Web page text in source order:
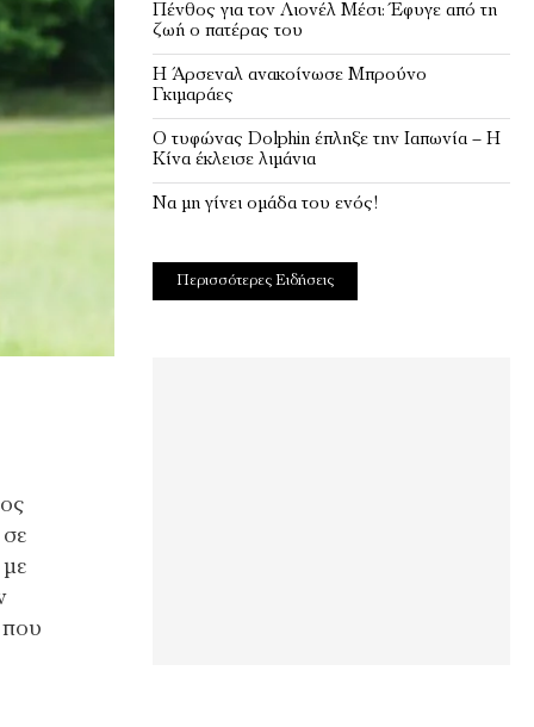
που
Πένθος για τον Λιονέλ Μέσι: Έφυγε από τη
ζωή ο πατέρας του
Η Άρσεναλ ανακοίνωσε Μπρούνο
Γκιμαράες
Ο τυφώνας Dolphin έπληξε την Ιαπωνία – H
Κίνα έκλεισε λιμάνια
Να μη γίνει ομάδα του ενός!
Περισσότερες Ειδήσεις